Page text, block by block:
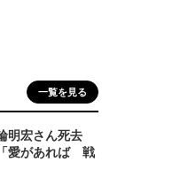
一覧を見る
明宏さん死去
愛があれば 戦